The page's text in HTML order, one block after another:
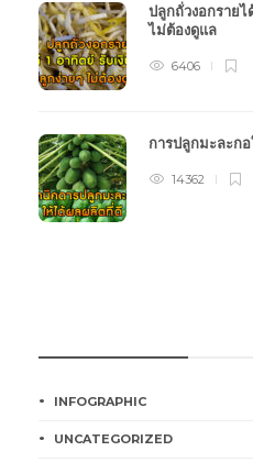
ปลูกถั่วงอกรายไ
ไม่ต้องดูแล
6406
การปลูกมะละก
14362
INFOGRAPHIC
UNCATEGORIZED